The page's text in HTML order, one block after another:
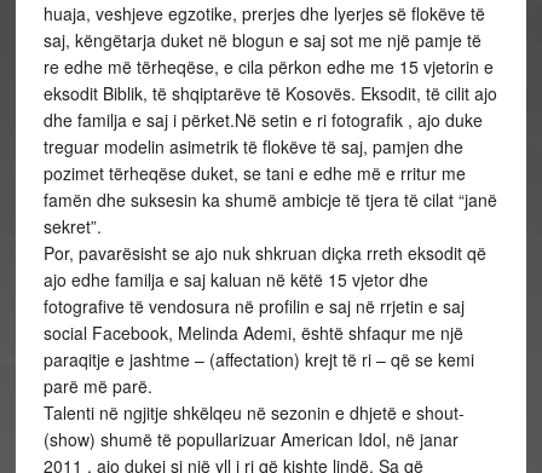
huaja, veshjeve egzotike, prerjes dhe lyerjes së flokëve të
saj, këngëtarja duket në blogun e saj sot me një pamje të
re edhe më tërheqëse, e cila përkon edhe me 15 vjetorin e
eksodit Biblik, të shqiptarëve të Kosovës. Eksodit, të cilit ajo
dhe familja e saj i përket.Në setin e ri fotografik , ajo duke
treguar modelin asimetrik të flokëve të saj, pamjen dhe
pozimet tërheqëse duket, se tani e edhe më e rritur me
famën dhe suksesin ka shumë ambicje të tjera të cilat “janë
sekret”.
Por, pavarësisht se ajo nuk shkruan diçka rreth eksodit që
ajo edhe familja e saj kaluan në këtë 15 vjetor dhe
fotografive të vendosura në profilin e saj në rrjetin e saj
social Facebook, Melinda Ademi, është shfaqur me një
paraqitje e jashtme – (affectation) krejt të ri – që se kemi
parë më parë.
Talenti në ngjitje shkëlqeu në sezonin e dhjetë e shout-
(show) shumë të popullarizuar American Idol, në janar
2011 , ajo dukej si një yll i ri që kishte lindë. Sa që